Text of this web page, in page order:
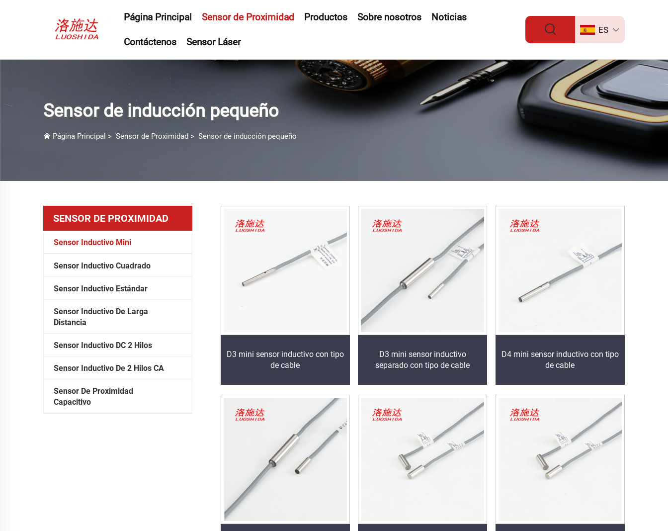
Página Principal Sensor de Proximidad Productos Sobre nosotros Noticias
Contáctenos Sensor Láser
ES
Sensor de inducción pequeño
Página Principal > Sensor de Proximidad > Sensor de inducción pequeño
SENSOR DE PROXIMIDAD
Sensor Inductivo Mini
Sensor Inductivo Cuadrado
Sensor Inductivo Estándar
Sensor Inductivo De Larga
Distancia
Sensor Inductivo DC 2 Hilos
Sensor Inductivo De 2 Hilos CA
Sensor De Proximidad
Capacitivo
D3 mini sensor inductivo con tipo
de cable
D3 mini sensor inductivo
separado con tipo de cable
D4 mini sensor inductivo con tipo
de cable